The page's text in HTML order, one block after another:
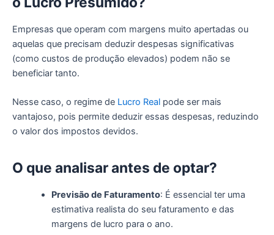
Empresas que operam com margens muito apertadas ou
aquelas que precisam deduzir despesas significativas
(como custos de produção elevados) podem não se
beneficiar tanto.
Nesse caso, o regime de Lucro Real pode ser mais
vantajoso, pois permite deduzir essas despesas, reduzindo
o valor dos impostos devidos.
O que analisarantes de optar?
Previsão de Faturamento: É essencial ter uma
estimativa realista do seu faturamento e das
margens de lucro para o ano.